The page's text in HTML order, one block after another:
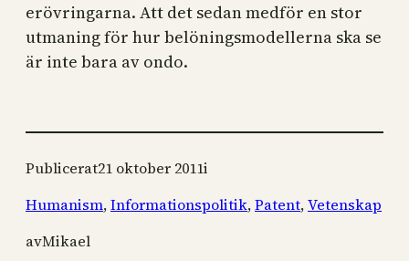
erövringarna. Att det sedan medför en stor
utmaning för hur belöningsmodellerna ska se
är inte bara av ondo.
Publicerat21 oktober 2011i
Humanism, Informationspolitik, Patent, Vetenskap
avMikael